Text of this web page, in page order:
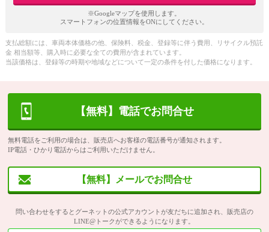
※Googleマップを使用します。
スマートフォンの位置情報をONにしてください。
支払総額には、車両本体価格の他、保険料、税金、登録等に伴う費用、リサイクル預託
金 相当額等、購入時に必要な全ての費用が含まれています。
当該価格は、登録等の時期や地域などについて一定の条件を付した価格になります。
【無料】電話でお問合せ
無料電話をご利用の場合は、販売店へお客様の電話番号が通知されます。
IP電話・ひかり電話からはご利用いただけません。
【無料】メールでお問合せ
問い合わせをするとグーネットの公式アカウントが友だちに追加され、販売店の
LINE@トークができるようになります。